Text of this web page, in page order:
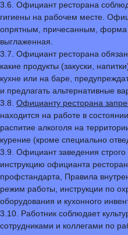
3.6. Официант ресторана
гигиены на рабочем месте.
опрятным, причесанным, форма
выглаженная.
3.7. Официант ресторана
какие продукты (закуски,
кухне или на баре,
и предлагать альтернативные
3.8. Официанту ресторана
находится на работе в
распитие алкоголя на
курение (кроме специально
3.9. Официант заведения
инструкцию официанта
профстандарта, Правила
режим работы, инструкции по
оборудования и кухонного
3.10. Работник соблюдает
сотрудниками и коллегами по